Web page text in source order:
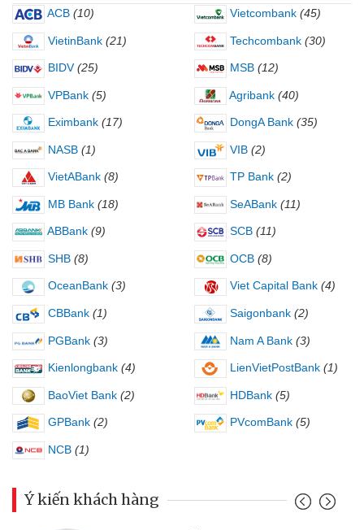
ACB (10) Vietcombank (45)
VietinBank (21) Techcombank (30)
BIDV (25) MSB (12)
VPBank (5) Agribank (40)
Eximbank (17) DongA Bank (35)
NASB (1) VIB (2)
VietABank (8) TP Bank (2)
MB Bank (18) SeABank (11)
ABBank (9) SCB (11)
SHB (8) OCB (8)
OceanBank (3) Viet Capital Bank (4)
CBBank (1) Saigonbank (2)
PGBank (3) Nam A Bank (3)
Kienlongbank (4) LienVietPostBank (1)
BaoViet Bank (2) HDBank (5)
GPBank (2) PVcomBank (5)
NCB (1)
Ý kiến khách hàng